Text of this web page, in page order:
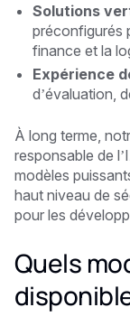
Solutions
préconfigurés
finance et la
Expérience
d’évaluation,
À long terme,
responsable de
modèles
haut niveau de
pour les
Quels